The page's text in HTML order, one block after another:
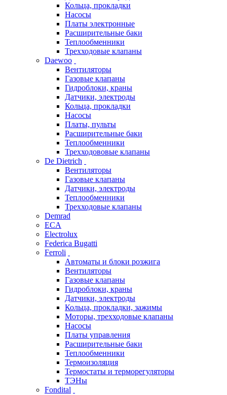
Кольца, прокладки
Насосы
Платы электронные
Расширительные баки
Теплообменники
Трехходовые клапаны
Daewoo
Вентиляторы
Газовые клапаны
Гидроблоки, краны
Датчики, электроды
Кольца, прокладки
Насосы
Платы, пульты
Расширительные баки
Теплообменники
Трехходововые клапаны
De Dietrich
Вентиляторы
Газовые клапаны
Датчики, электроды
Теплообменники
Трехходовые клапаны
Demrad
ECA
Electrolux
Federica Bugatti
Ferroli
Автоматы и блоки розжига
Вентиляторы
Газовые клапаны
Гидроблоки, краны
Датчики, электроды
Кольца, прокладки, зажимы
Моторы, трехходовые клапаны
Насосы
Платы управления
Расширительные баки
Теплообменники
Термоизоляция
Термостаты и терморегуляторы
ТЭНы
Fondital